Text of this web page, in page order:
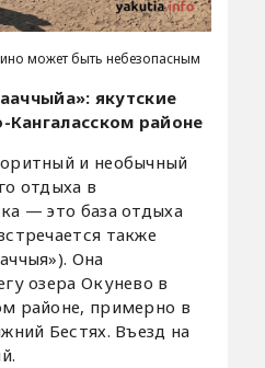
может быть небезопасным
якутские
Кангаласском районе
и необычный
отдыха в
— это база отдыха
также
Она
озера Окунево в
районе, примерно в
Бестях. Въезд на